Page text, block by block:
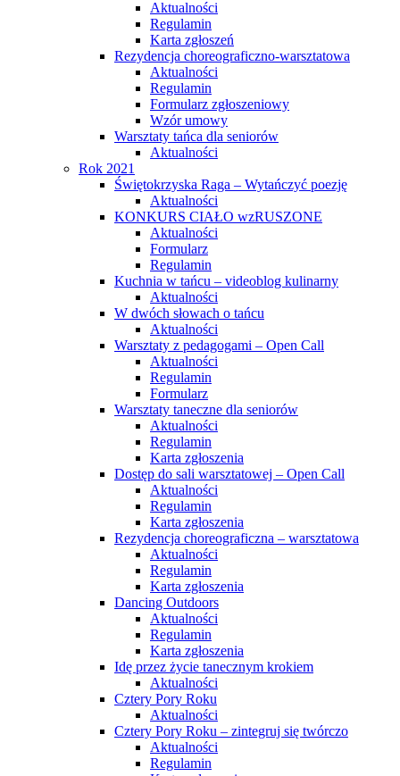
Aktualności
Regulamin
Karta zgłoszeń
Rezydencja choreograficzno-warsztatowa
Aktualności
Regulamin
Formularz zgłoszeniowy
Wzór umowy
Warsztaty tańca dla seniorów
Aktualności
Rok 2021
Świętokrzyska Raga – Wytańczyć poezję
Aktualności
KONKURS CIAŁO wzRUSZONE
Aktualności
Formularz
Regulamin
Kuchnia w tańcu – videoblog kulinarny
Aktualności
W dwóch słowach o tańcu
Aktualności
Warsztaty z pedagogami – Open Call
Aktualności
Regulamin
Formularz
Warsztaty taneczne dla seniorów
Aktualności
Regulamin
Karta zgłoszenia
Dostęp do sali warsztatowej – Open Call
Aktualności
Regulamin
Karta zgłoszenia
Rezydencja choreograficzna – warsztatowa
Aktualności
Regulamin
Karta zgłoszenia
Dancing Outdoors
Aktualności
Regulamin
Karta zgłoszenia
Idę przez życie tanecznym krokiem
Aktualności
Cztery Pory Roku
Aktualności
Cztery Pory Roku – zintegruj się twórczo
Aktualności
Regulamin